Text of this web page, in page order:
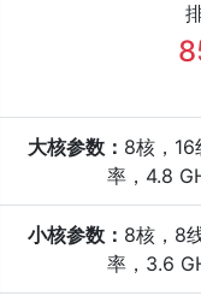
大核参数： 8核，16
率，4.8
小核参数： 8核，8
率，3.6